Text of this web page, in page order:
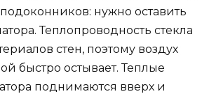
нужно оставить
Теплопроводность стекла
стен, поэтому воздух
быстро остывает. Теплые
поднимаются вверх и